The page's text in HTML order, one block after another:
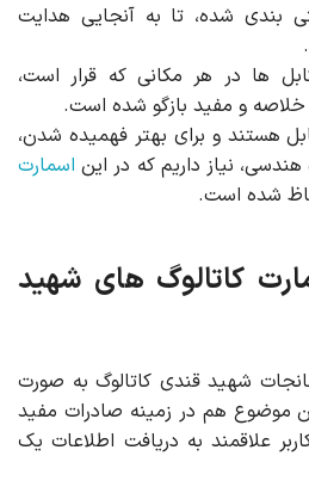
بندی شده، تا به آنجایی هدایت
ها در هر مکانی که قرار است،
و مفید بازگو شده است.
هستند و برای بهتر فهمیده شدن،
نیاز داریم که در این اسمارت
شده است.
کاتالوگ های شهید
شهید قندی کاتالوگ به صورت
موضوع هم در زمینه صادرات مفید
علاقمند به دریافت اطلاعات یک